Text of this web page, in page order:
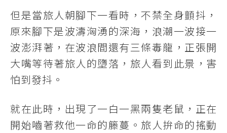
但是當旅人朝腳下一看時，不禁全身顫抖，
原來腳下是波濤洶湧的深海，浪潮一波接一
波澎湃著，在波浪間還有三條毒龍，正張開
大嘴等待著旅人的墮落，旅人看到此景，害
怕到發抖。
就在此時，出現了一白一黑兩隻老鼠，正在
開始嚙著救他一命的籐蔓。旅人拚命的搖動